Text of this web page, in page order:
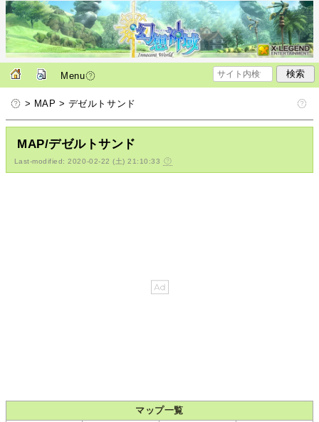
Menu
> MAP > デゼルトサンド
MAP/デゼルトサンド
Last-modified: 2020-02-22 (土) 21:10:33
マップ一覧